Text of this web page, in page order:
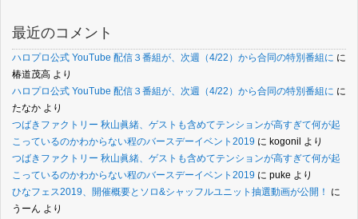
最近のコメント
ハロプロ公式 YouTube 配信３番組が、次週（4/22）から合同の特別番組に に
椿道茂高 より
ハロプロ公式 YouTube 配信３番組が、次週（4/22）から合同の特別番組に に
たなか より
つばきファクトリー 秋山眞緒、ゲストも含めてテンションが高すぎて何が起
こっているのかわからない程のバースデーイベント2019 に kogonil より
つばきファクトリー 秋山眞緒、ゲストも含めてテンションが高すぎて何が起
こっているのかわからない程のバースデーイベント2019 に puke より
ひなフェス2019、開催概要とソロ&シャッフルユニット抽選動画が公開！
に
うーん より